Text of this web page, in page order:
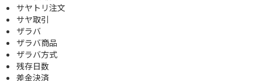
サヤトリ注文
サヤ取引
ザラバ
ザラバ商品
ザラバ方式
残存日数
差金決済